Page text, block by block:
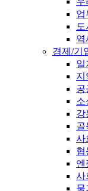
업
역
경제/기
일
지
공
소
강
골
사
협
엔
사
물